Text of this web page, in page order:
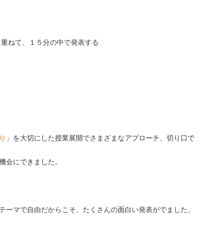
ねて、１５分の中で発表する
」を大切にした授業展開でさまざまなアプローチ、切り口で
会にできました。
ーマで自由だからこそ、たくさんの面白い発表がでました。